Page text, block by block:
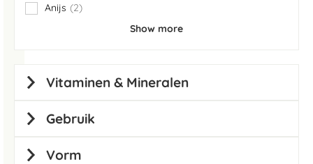
Anijs
2
items
Show more
Vitaminen & Mineralen
Gebruik
Vorm